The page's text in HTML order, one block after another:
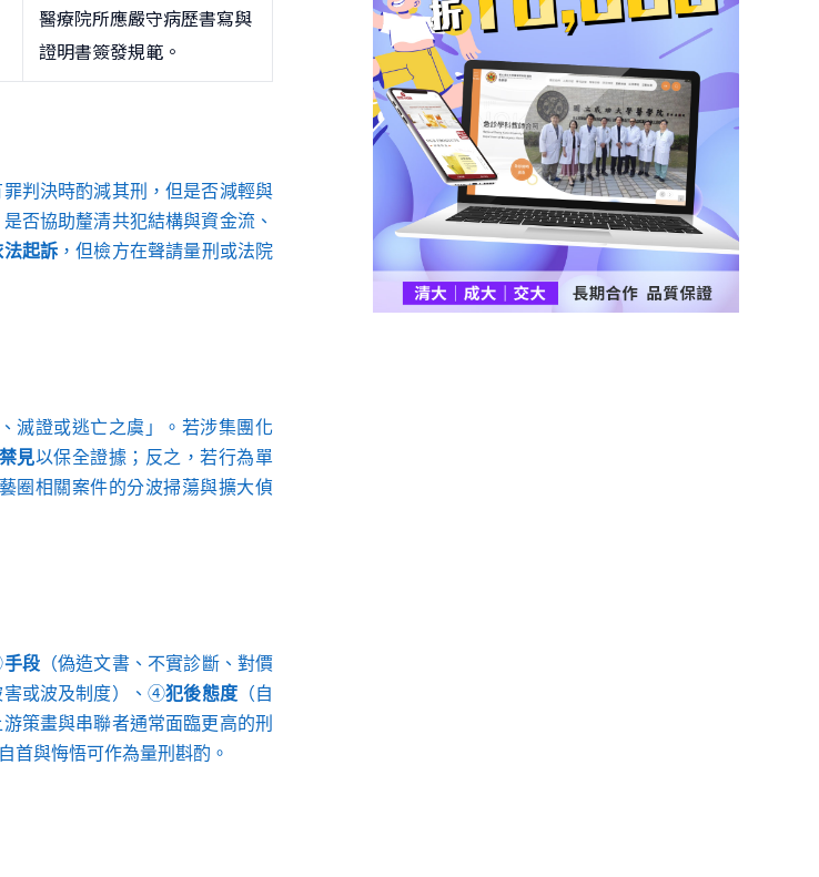
醫療院所應嚴守病歷書寫與
證明書簽發規範。
判決時酌減其刑，但是否減輕與
否協助釐清共犯結構與資金流、
法起訴 ，但檢方在聲請量刑或法院
滅證或逃亡之虞」。若涉集團化
見以保全證據；反之，若行為單
圈相關案件的分波掃蕩與擴大偵
手段（偽造文書、不實診斷、對價
害或波及制度）、④犯後態度（自
策畫與串聯者通常面臨更高的刑
首與悔悟可作為量刑斟酌。